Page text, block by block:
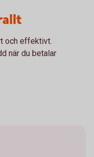
och effektivt.
när du betalar